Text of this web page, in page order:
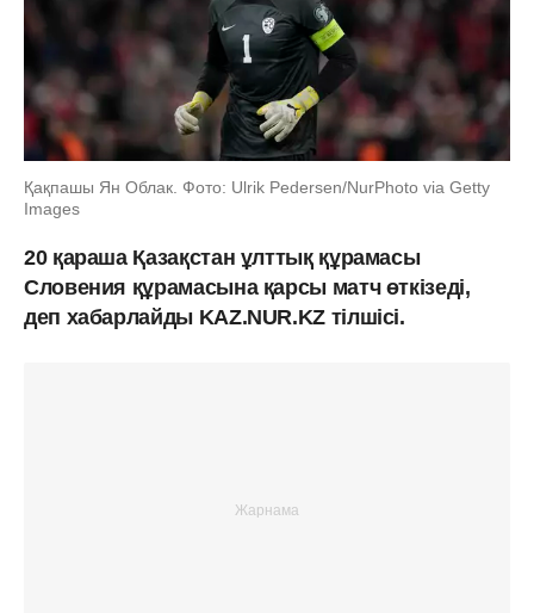
Қақпашы Ян Облак. Фото: Ulrik Pedersen/NurPhoto via Getty
Images
20 қараша Қазақстан ұлттық құрамасы
Словения құрамасына қарсы матч өткізеді,
деп хабарлайды KAZ.NUR.KZ тілшісі.